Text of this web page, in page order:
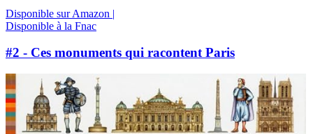
Disponible sur Amazon |
Disponible à la Fnac
#2 - Ces monuments qui racontent Paris